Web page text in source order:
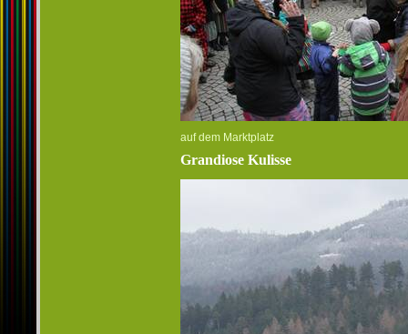
auf dem Marktplatz
Grandiose Kulisse